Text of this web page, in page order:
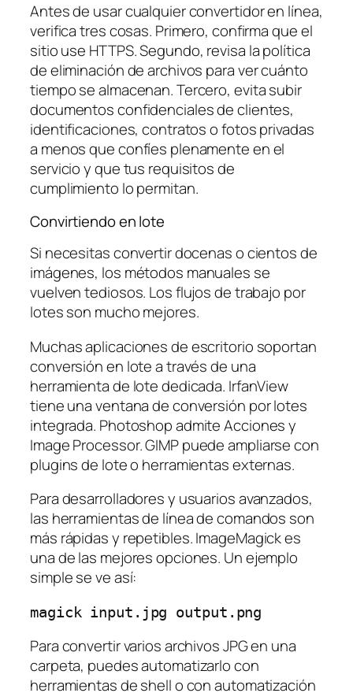
Antes de usar cualquier convertidor en línea,
verifica tres cosas. Primero, confirma que el
sitio use HTTPS. Segundo, revisa la política
de eliminación de archivos para ver cuánto
tiempo se almacenan. Tercero, evita subir
documentos confidenciales de clientes,
identificaciones, contratos o fotos privadas
a menos que confíes plenamente en el
servicio y que tus requisitos de
cumplimiento lo permitan.
Convirtiendo en lote
Si necesitas convertir docenas o cientos de
imágenes, los métodos manuales se
vuelven tediosos. Los flujos de trabajo por
lotes son mucho mejores.
Muchas aplicaciones de escritorio soportan
conversión en lote a través de una
herramienta de lote dedicada. IrfanView
tiene una ventana de conversión por lotes
integrada. Photoshop admite Acciones y
Image Processor. GIMP puede ampliarse con
plugins de lote o herramientas externas.
Para desarrolladores y usuarios avanzados,
las herramientas de línea de comandos son
más rápidas y repetibles. ImageMagick es
una de las mejores opciones. Un ejemplo
simple se ve así:
Para convertir varios archivos JPG en una
carpeta, puedes automatizarlo con
herramientas de shell o con automatización